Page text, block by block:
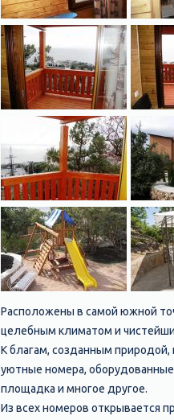
Расположены в самой южной
целебным климатом и
К благам, созданным
уютные номера,
площадка и многое другое.
Из всех номеров открывается